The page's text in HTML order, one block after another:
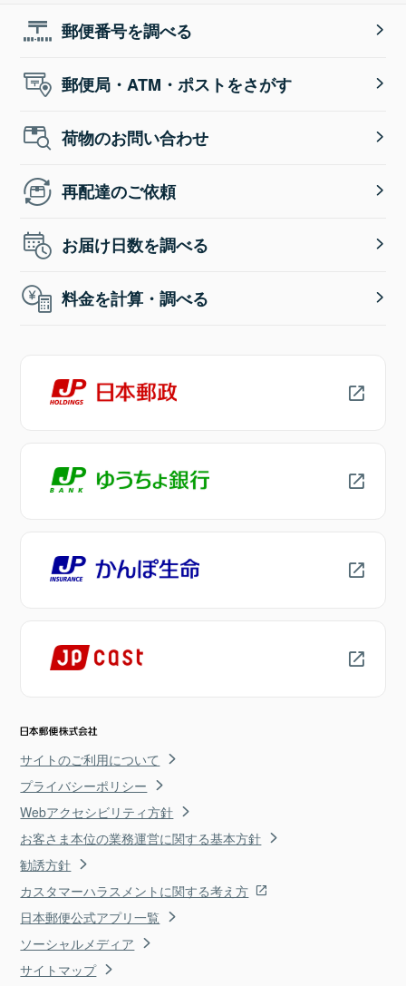
郵便番号を調べる
郵便局・ATM・ポストをさがす
荷物のお問い合わせ
再配達のご依頼
お届け日数を調べる
料金を計算・調べる
サイトのご利用について
プライバシーポリシー
Webアクセシビリティ方針
お客さま本位の業務運営に関する基本方針
勧誘方針
カスタマーハラスメントに関する考え方
日本郵便公式アプリ一覧
ソーシャルメディア
サイトマップ